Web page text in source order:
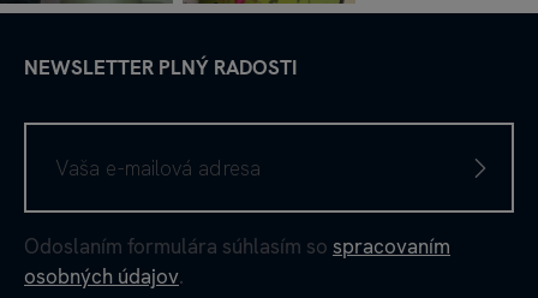
NEWSLETTER PLNÝ RADOSTI
Odoslaním formulára súhlasím so spracovaním
osobných údajov.